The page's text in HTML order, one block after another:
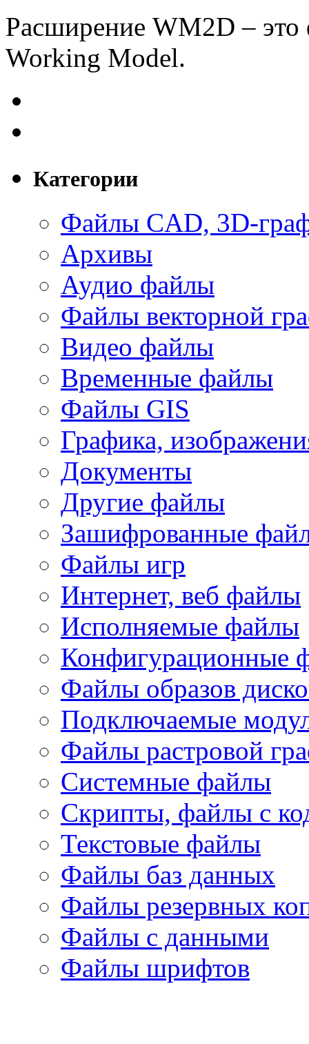
Расширение WM2D –
Working Model.
Категории
Файлы CAD, 3D-
Архивы
Аудио файлы
Файлы векторной
Видео файлы
Временные файлы
Файлы GIS
Графика,
Документы
Другие файлы
Зашифрованные
Файлы игр
Интернет, веб файлы
Исполняемые файлы
Конфигурационные
Файлы образов
Подключаемые
Файлы растровой
Системные файлы
Скрипты, файлы с
Текстовые файлы
Файлы баз данных
Файлы резервных
Файлы с данными
Файлы шрифтов